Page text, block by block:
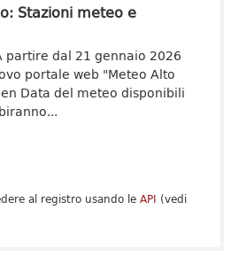
Stazioni meteo e
partire dal 21 gennaio 2026
portale web "Meteo Alto
Data del meteo disponibili
al registro usando le API (vedi